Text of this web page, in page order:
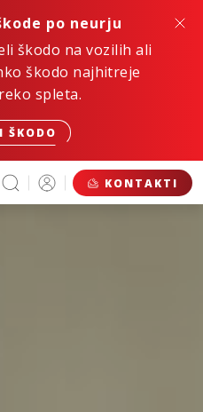
po neurju
škodo na vozilih ali
škodo najhitreje
spleta.
ŠKODO
KONTAKTI